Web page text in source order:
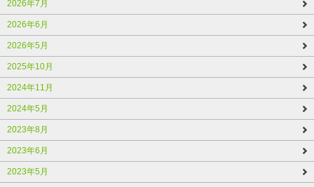
2026年7月
2026年6月
2026年5月
2025年10月
2024年11月
2024年5月
2023年8月
2023年6月
2023年5月